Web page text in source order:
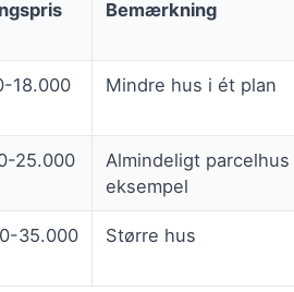
Bemærkning
18.000
Mindre hus i ét plan
25.000
Almindeligt
eksempel
35.000
Større hus